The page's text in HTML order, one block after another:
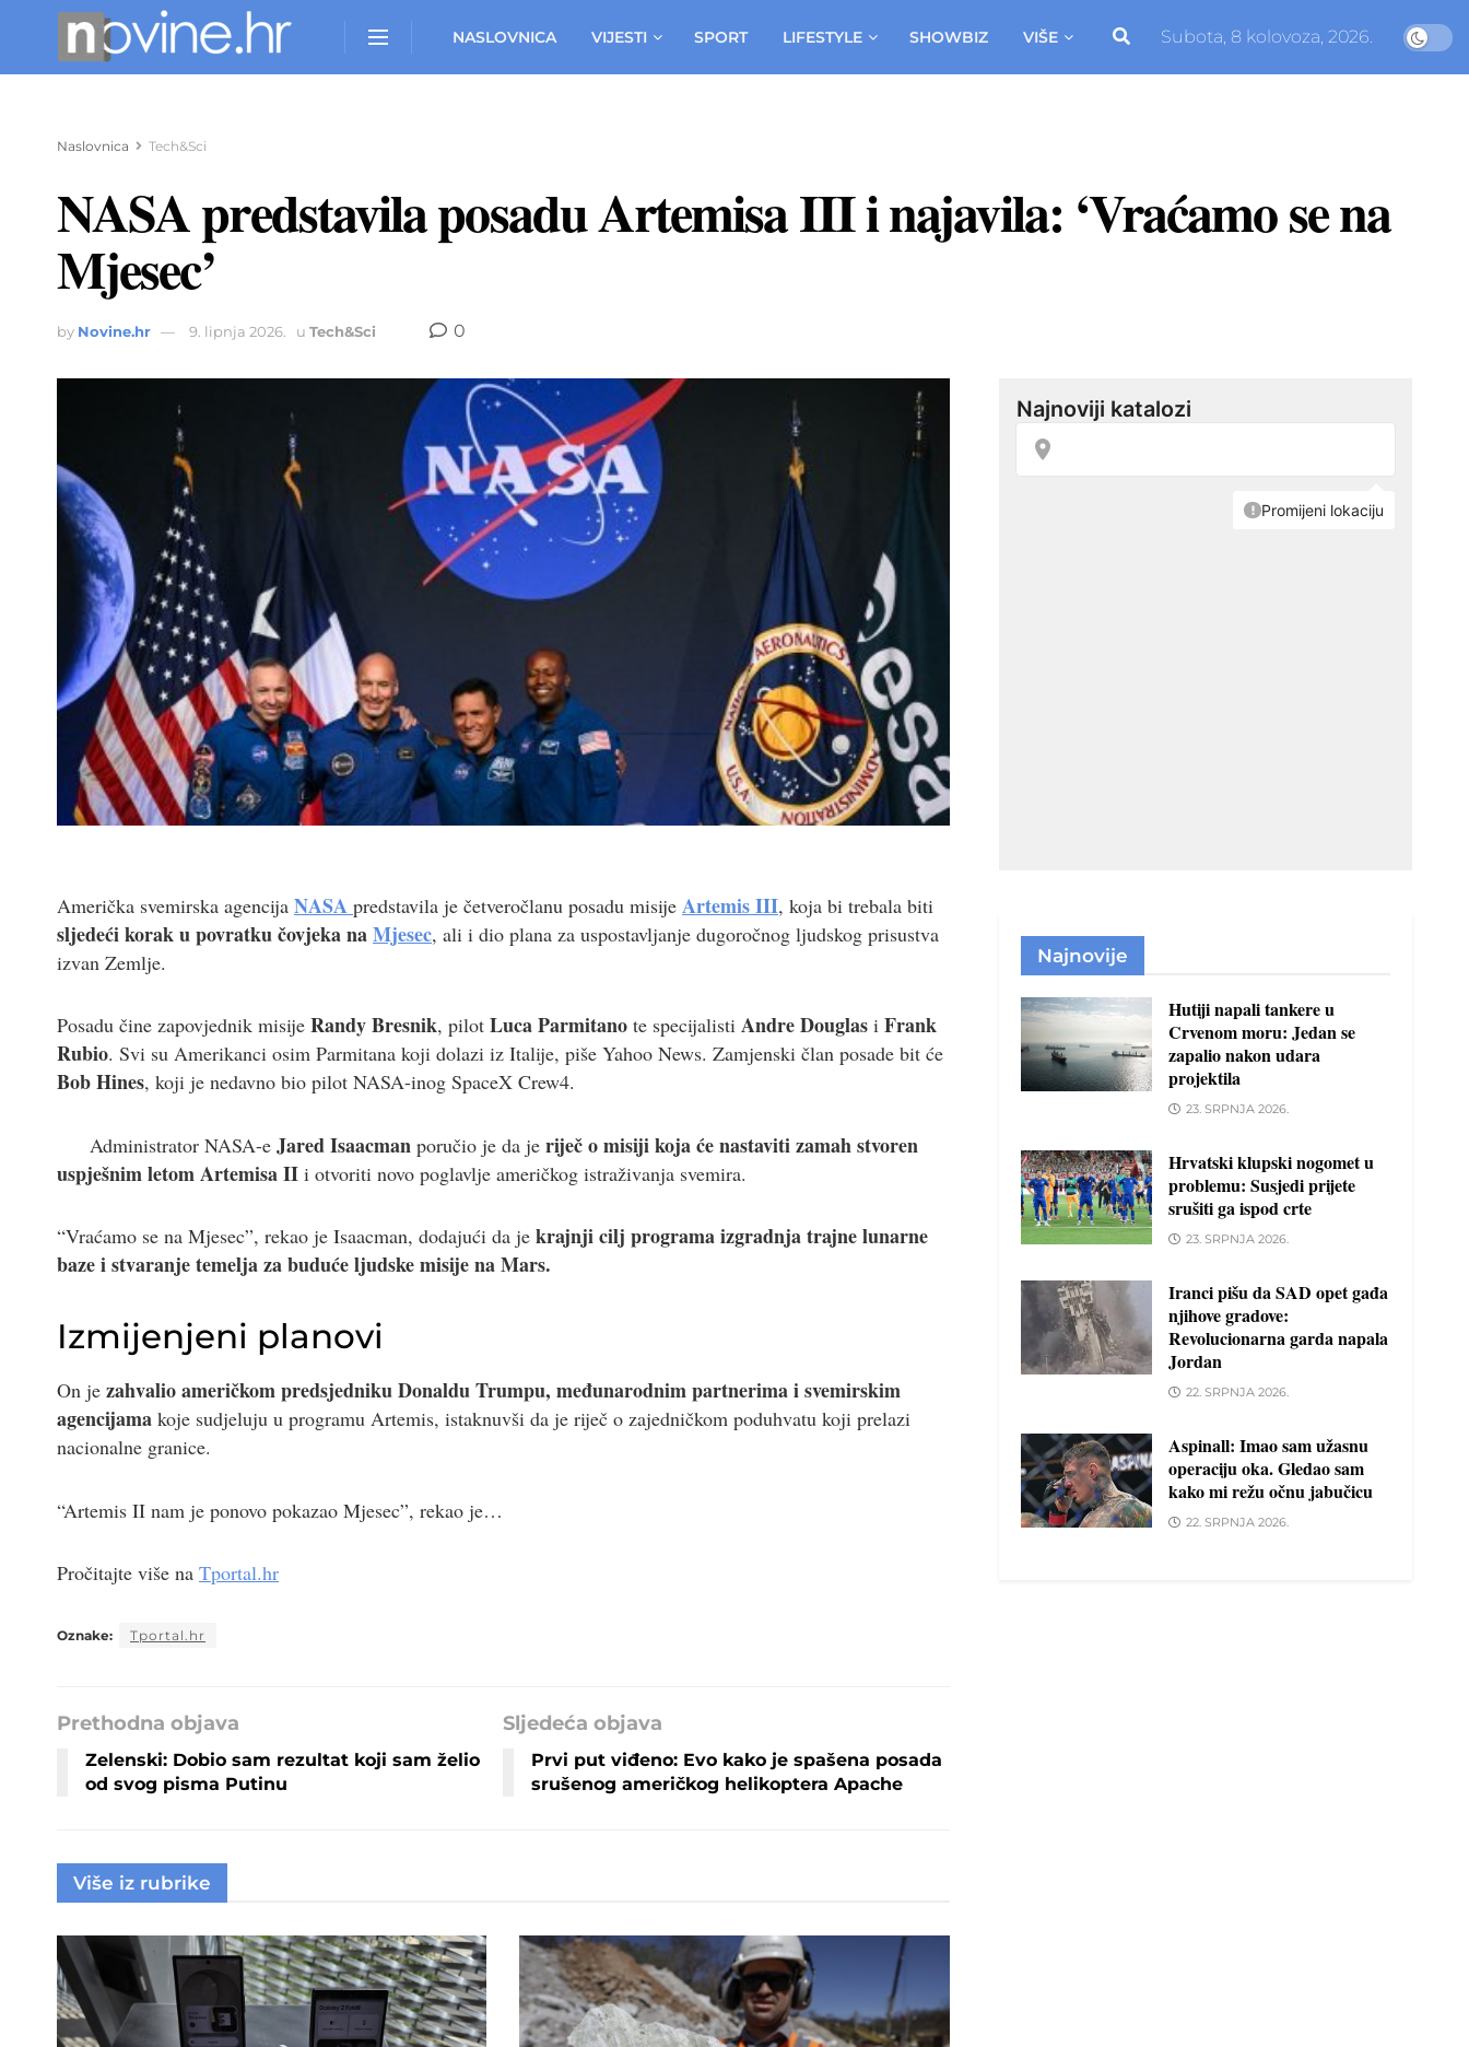
NASLOVNICA VIJESTI SPORT LIFESTYLE SHOWBIZ VIŠE Subota, 8 kolovoza, 2026.
Naslovnica Tech&Sci
NASA predstavila posadu Artemisa III i najavila: ‘Vraćamo se na
Mjesec’
by Novine.hr 9. lipnja 2026. u Tech&Sci 0
Američka svemirska agencija NASA predstavila je četveročlanu posadu misije Artemis III, koja bi trebala biti
sljedeći korak u povratku čovjeka naMjesec, ali i dio plana za uspostavljanje dugoročnog ljudskog prisustva
izvan Zemlje.
Posadu čine zapovjednik misije Randy Bresnik, pilot Luca Parmitano te specijalisti Andre Douglas i Frank
Rubio. Svi su Amerikanci osim Parmitana koji dolazi iz Italije, piše Yahoo News. Zamjenski član posade bit će
Bob Hines, koji je nedavno bio pilot NASA-inog SpaceX Crew4.
Administrator NASA-e Jared Isaacman poručio je da je riječ o misiji koja će nastaviti zamah stvoren
uspješnim letom Artemisa II i otvoriti novo poglavlje američkog istraživanja svemira.
“Vraćamo se na Mjesec”, rekao je Isaacman, dodajući da je krajnji cilj programa izgradnja trajne lunarne
baze i stvaranje temelja za buduće ljudske misije na Mars.
Izmijenjeni planovi
On je zahvalio američkom predsjedniku Donaldu Trumpu, međunarodnim partnerima i svemirskim
agencijama koje sudjeluju u programu Artemis, istaknuvši da je riječ o zajedničkom poduhvatu koji prelazi
nacionalne granice.
“Artemis II nam je ponovo pokazao Mjesec”, rekao je…
Pročitajte više na Tportal.hr
Oznake: Tportal.hr
Prethodna objava
Zelenski: Dobio sam rezultat koji sam želio
od svog pisma Putinu
Sljedeća objava
Prvi put viđeno: Evo kako je spašena posada
srušenog američkog helikoptera Apache
Više iz rubrike
Najnovije
Hutiji napali tankere u
Crvenom moru: Jedan se
zapalio nakon udara
projektila
23. SRPNJA 2026.
Hrvatski klupski nogomet u
problemu: Susjedi prijete
srušiti ga ispod crte
23. SRPNJA 2026.
Iranci pišu da SAD opet gađa
njihove gradove:
Revolucionarna garda napala
Jordan
22. SRPNJA 2026.
Aspinall: Imao sam užasnu
operaciju oka. Gledao sam
kako mi režu očnu jabučicu
22. SRPNJA 2026.